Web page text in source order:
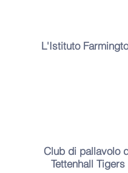
L'Istituto
Club di pallavolo
Tettenhall Tigers